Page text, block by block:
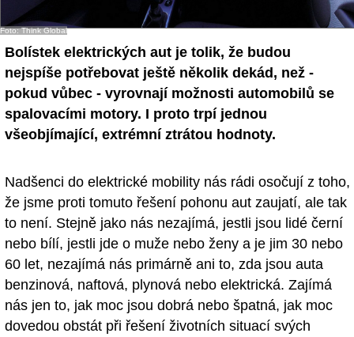
Foto: Think Global
Bolístek elektrických aut je tolik, že budou
nejspíše potřebovat ještě několik dekád, než -
pokud vůbec - vyrovnají možnosti automobilů se
spalovacími motory. I proto trpí jednou
všeobjímající, extrémní ztrátou hodnoty.
Nadšenci do elektrické mobility nás rádi osočují z toho,
že jsme proti tomuto řešení pohonu aut zaujatí, ale tak
to není. Stejně jako nás nezajímá, jestli jsou lidé černí
nebo bílí, jestli jde o muže nebo ženy a je jim 30 nebo
60 let, nezajímá nás primárně ani to, zda jsou auta
benzinová, naftová, plynová nebo elektrická. Zajímá
nás jen to, jak moc jsou dobrá nebo špatná, jak moc
dovedou obstát při řešení životních situací svých